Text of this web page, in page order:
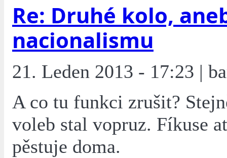
Re: Druhé kolo,
nacionalismu
21. Leden 2013 - 17:23 |
A co tu funkci zrušit?
voleb stal vopruz. Fíkuse
pěstuje doma.